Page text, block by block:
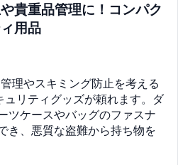
貴重品管理に！コンパク
用品
理やスキミング防止を考える
ュリティグッズが頼れます。ダ
ツケースやバッグのファスナ
き、悪質な盗難から持ち物を